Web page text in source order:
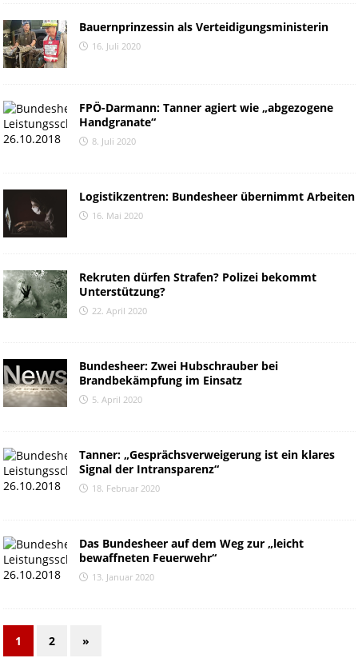
Bauernprinzessin als Verteidigungsministerin
16. Juli 2020
FPÖ-Darmann: Tanner agiert wie „abgezogene
Handgranate“
8. Juli 2020
Logistikzentren: Bundesheer übernimmt Arbeiten
16. Mai 2020
Rekruten dürfen Strafen? Polizei bekommt
Unterstützung?
22. April 2020
Bundesheer: Zwei Hubschrauber bei
Brandbekämpfung im Einsatz
5. April 2020
Tanner: „Gesprächsverweigerung ist ein klares
Signal der Intransparenz“
18. Februar 2020
Das Bundesheer auf dem Weg zur „leicht
bewaffneten Feuerwehr“
13. Januar 2020
1 2 »